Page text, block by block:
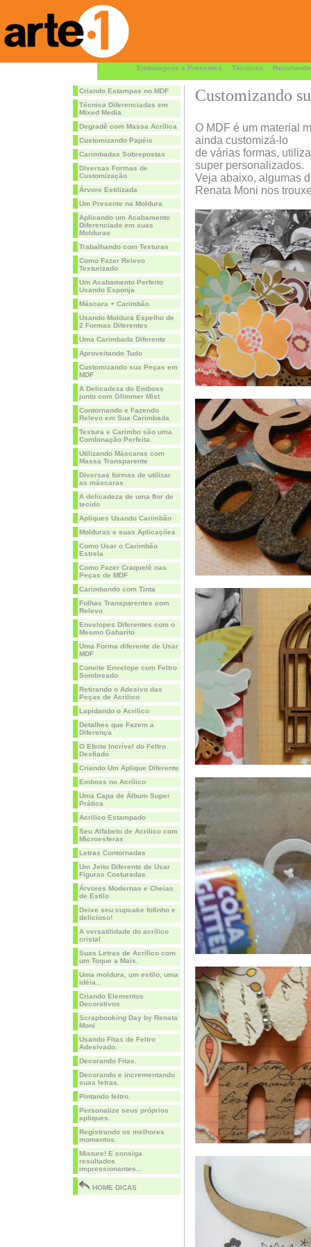
Embalagens e Presentes Técnicas Reciclando
Criando Estampas no MDF
Técnica Diferenciadas em
Mixed Media
Degradê com Massa Acrílica
Customizando Papéis
Carimbadas Sobrepostas
Diversas Formas de
Customização
Árvore Estilizada
Um Presente na Moldura
Aplicando um Acabamento
Diferenciado em suas
Molduras
Trabalhando com Texturas
Como Fazer Relevo
Texturizado
Um Acabamento Perfeito
Usando Esponja
Máscara + Carimbão
Usando Moldura Espelho de
2 Formas Diferentes
Uma Carimbada Diferente
Aproveitando Tudo
Customizando sua Peças em
MDF
A Delicadeza do Emboss
junto com Glimmer Mist
Contornando e Fazendo
Relevo em Sua Carimbada
Textura e Carimbo são uma
Combinação Perfeita
Utilizando Máscaras com
Massa Transparente
Diversas formas de utilizar
as máscaras
A delicadeza de uma flor de
tecido
Apliques Usando Carimbão
Molduras e suas Aplicações
Como Usar o Carimbão
Estrela
Como Fazer Craquelê nas
Peças de MDF
Carimbando com Tinta
Folhas Transparentes com
Relevo
Envelopes Diferentes com o
Mesmo Gabarito
Uma Forma diferente de Usar
MDF
Convite Envelope com Feltro
Sombreado
Retirando o Adesivo das
Peças de Acrilico
Lapidando o Acrilico
Detalhes que Fazem a
Diferença
O Efeito Incrível do Feltro
Desfiado
Criando Um Aplique Diferente
Emboss no Acrílico
Uma Capa de Álbum Super
Prática
Acrilico Estampado
Seu Alfabeto de Acrílico com
Microesferas
Letras Contornadas
Um Jeito Diferente de Usar
Figuras Costuradas
Árvores Modernas e Cheias
de Estilo
Deixe seu cupcake fofinho e
delicioso!
A versatilidade do acrílico
cristal
Suas Letras de Acrílico com
um Toque a Mais.
Uma moldura, um estilo, uma
idéia...
Criando Elementos
Decorativos
Scrapbooking Day by Renata
Moni
Usando Fitas de Feltro
Adesivado.
Decorando Fitas.
Decorando e incrementando
suas letras.
Pintando feltro.
Personalize seus próprios
apliques.
Registrando os melhores
momentos.
Misture! E consiga
resultados
impressionantes...
HOME DICAS
Customizando
O MDF é um material
ainda customizá-lo
de várias formas,
super personalizados.
Veja abaixo, algumas
Renata Moni nos